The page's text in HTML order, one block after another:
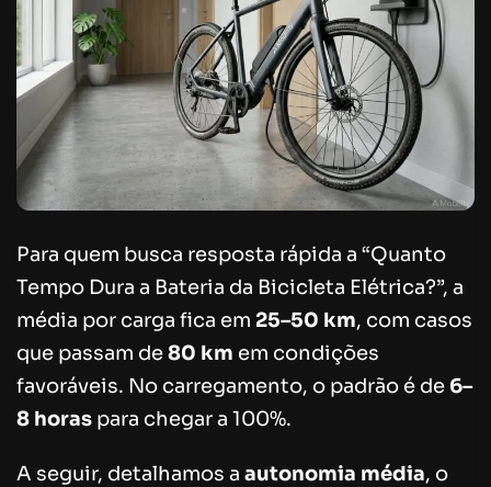
Para quem busca resposta rápida a “Quanto
Tempo Dura a Bateria da Bicicleta Elétrica?”, a
média por carga fica em 25–50 km, com casos
que passam de80 km em condições
favoráveis. No carregamento, o padrão é de 6–
8 horas para chegar a 100%.
A seguir, detalhamos a autonomia média, o